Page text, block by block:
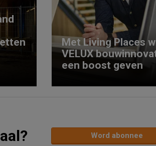
Met Living Places
VELUX
een boost geven
Word abonnee